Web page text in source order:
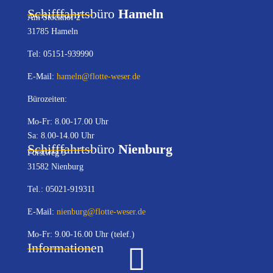
Schifffahrtsbüro Hameln
Am Stockhof 2
31785 Hameln
Tel: 05151-939990
E-Mail: hameln@flotte-weser.de
Bürozeiten:
Mo-Fr: 8.00-17.00 Uhr
Sa: 8.00-14.00 Uhr
Schifffahrtsbüro Nienburg
Forstweg 5
31582 Nienburg
Tel.: 05021-919311
E-Mail: nienburg@flotte-weser.de
Mo-Fr: 9.00-16.00 Uhr (telef.)
Informationen
